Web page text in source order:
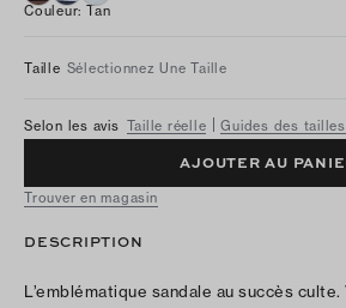
Couleur: Tan
Taille Sélectionnez Une Taille
Selon les avis Taille réelle Guides des tailles
AJOUTER AU
Trouver en magasin
DESCRIPTION
L’emblématique sandale au succès